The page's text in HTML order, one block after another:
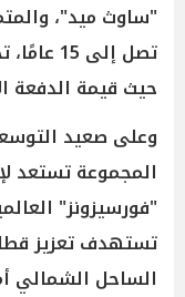
تصل إلى
حيث قيمة الدفعة
وعلى صعيد
المجموعة تستعد
"فورسيزونز"
تستهدف تعزيز
الساحل الشمالي